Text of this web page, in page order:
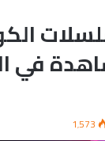
في
1٬573